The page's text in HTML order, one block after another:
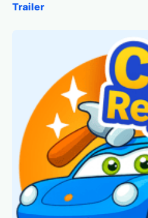
Trailer